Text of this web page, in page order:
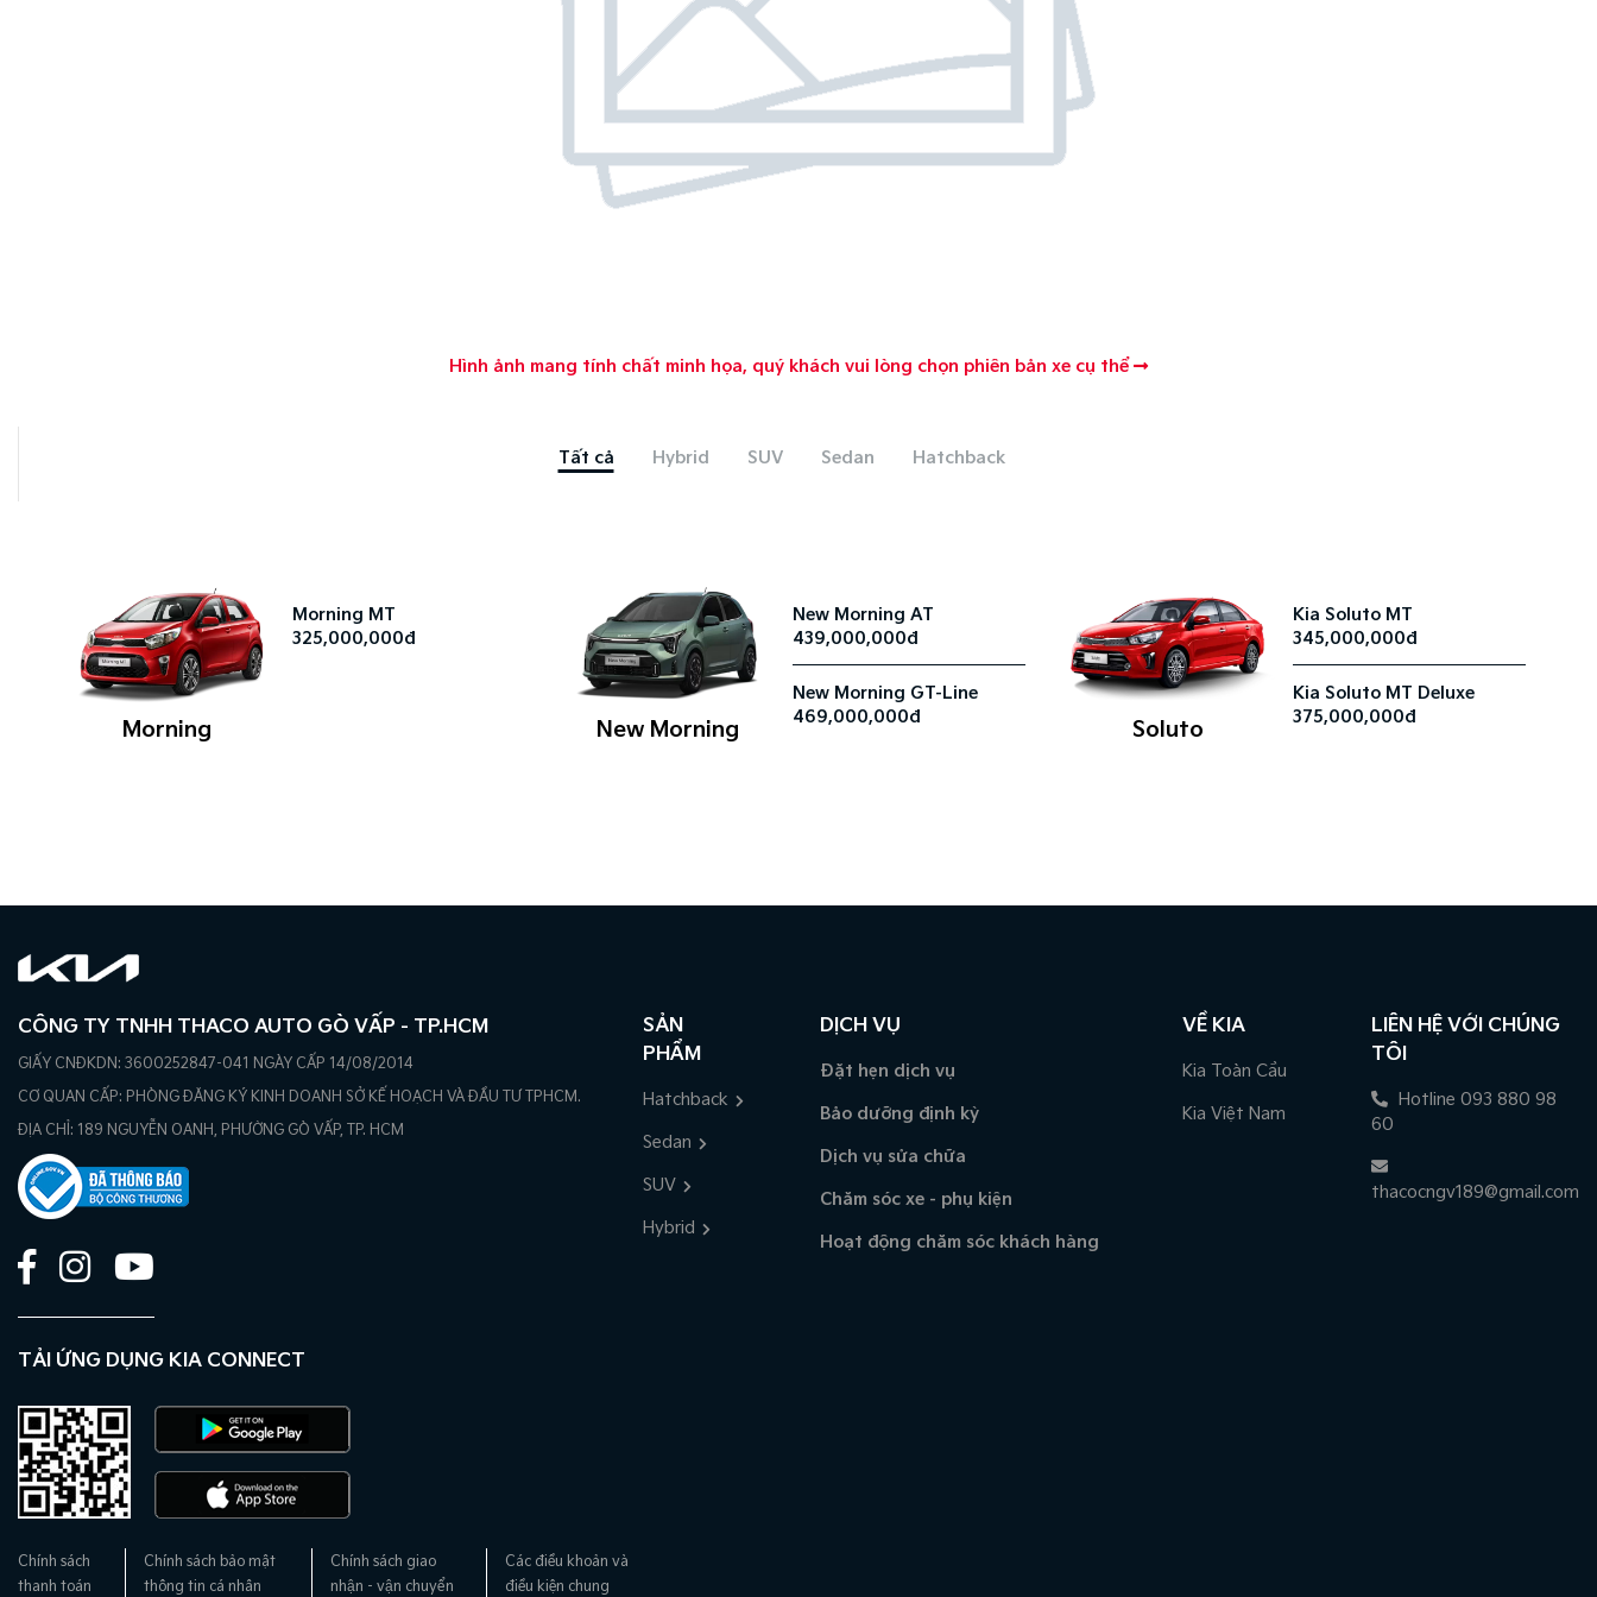
Hình ảnh mang tính chất minh họa, quý khách vui lòng chọn phiên bản xe cụ thể
Tất cả Hybrid SUV Sedan Hatchback
Morning
Morning MT
325,000,000đ
New Morning
New Morning AT
439,000,000đ
New Morning GT-Line
469,000,000đ
Soluto
Kia Soluto MT
345,000,000đ
Kia Soluto MT Deluxe
375,000,000đ
CÔNG TY TNHH THACO AUTO GÒ VẤP - TP.HCM
GIẤY CNĐKDN: 3600252847-041 NGÀY CẤP 14/08/2014
CƠ QUAN CẤP: PHÒNG ĐĂNG KÝ KINH DOANH SỞ KẾ HOẠCH VÀ ĐẦU TƯ TPHCM.
ĐỊA CHỈ: 189 NGUYỄN OANH, PHƯỜNG GÒ VẤP, TP. HCM
TẢI ỨNG DỤNG KIA CONNECT
Chính sách
thanh toán
Chính sách bảo mật
thông tin cá nhân
Chính sách giao
nhận - vận chuyển
Các điều khoản và
điều kiện chung
SẢN
PHẨM
Hatchback
Sedan
SUV
Hybrid
DỊCH VỤ
Đặt hẹn dịch vụ
Bảo dưỡng định kỳ
Dịch vụ sửa chữa
Chăm sóc xe - phụ kiện
Hoạt động chăm sóc khách hàng
VỀ KIA
Kia Toàn Cầu
Kia Việt Nam
LIÊN HỆ VỚI CHÚNG
TÔI
Hotline 093 880 98
60
thacocngv189@gmail.com